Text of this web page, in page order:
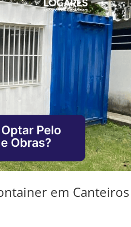
em Canteiros